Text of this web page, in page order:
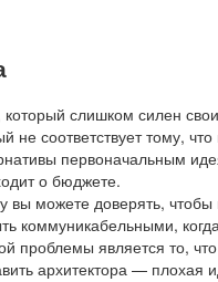
слишком силен
не соответствует тому,
первоначальным
о бюджете.
вы можете доверять, чтобы
коммуникабельными,
проблемы является то,
архитектора — плохая